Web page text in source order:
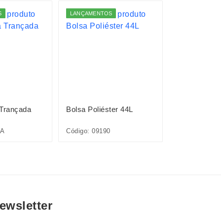
LANÇAMENTOS
Bolsa Poliéster 44L
Código: 09190